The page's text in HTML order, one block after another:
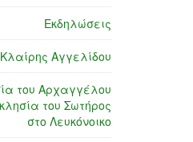
Εκδηλώσεις
Αγγελίδου
του Αρχαγγέλου
του Σωτήρος
στο Λευκόνοικο